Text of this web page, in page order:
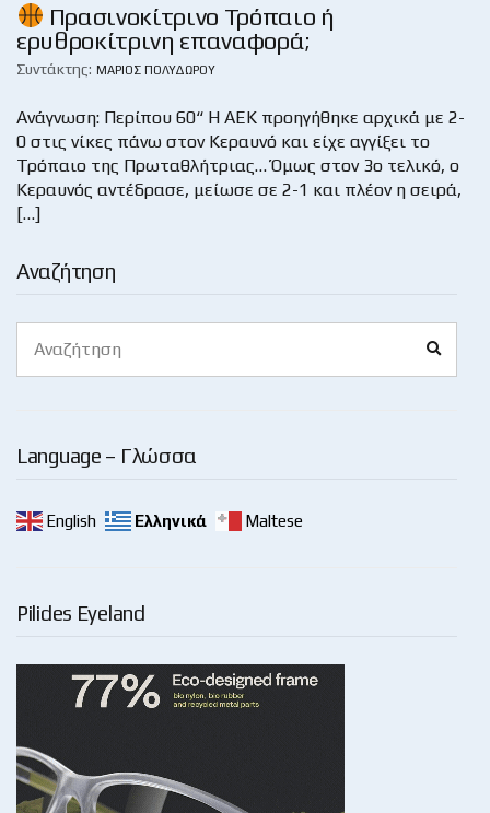
Αναζήτηση
for:
Language – Γλώσσα
English Ελληνικά Maltese
Pilides Eyeland
Πρασινοκίτρινο Τρόπαιο ή
ερυθροκίτρινη επαναφορά;
Συντάκτης: ΜΆΡΙΟΣ ΠΟΛΥΔΏΡΟΥ
Ανάγνωση: Περίπου 60“ Η ΑΕΚ προηγήθηκε αρχικά με 2-
0 στις νίκες πάνω στον Κεραυνό και είχε αγγίξει το
Τρόπαιο της Πρωταθλήτριας… Όμως στον 3ο τελικό, ο
Κεραυνός αντέδρασε, μείωσε σε 2-1 και πλέον η σειρά,
[…]